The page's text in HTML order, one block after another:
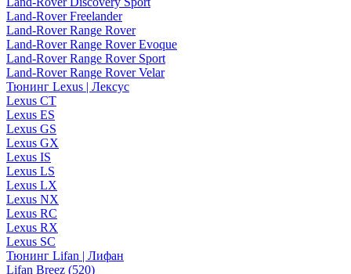
Land-Rover Freelander
Land-Rover Range Rover
Land-Rover Range Rover Evoque
Land-Rover Range Rover Sport
Land-Rover Range Rover Velar
Тюнинг Lexus | Лексус
Lexus CT
Lexus ES
Lexus GS
Lexus GX
Lexus IS
Lexus LS
Lexus LX
Lexus NX
Lexus RC
Lexus RX
Lexus SC
Тюнинг Lifan | Лифан
Lifan Breez (520)